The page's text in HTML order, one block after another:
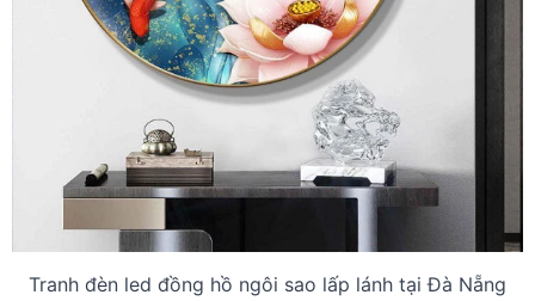
Tranh đèn led đồng hồ ngôi sao lấp lánh tại Đà Nẵng